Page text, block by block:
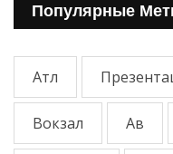
Популярные
Атл
Вокзал Ав